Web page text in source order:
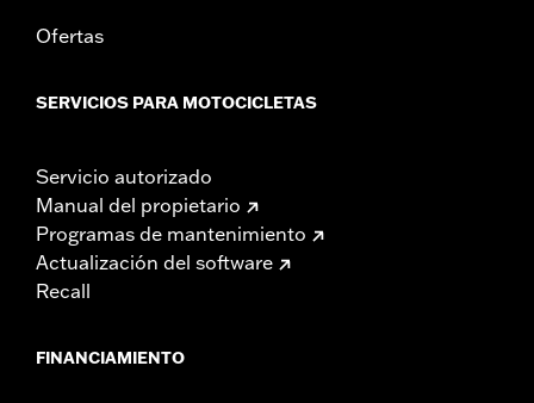
Ofertas
SERVICIOS PARA MOTOCICLETAS
Servicio autorizado
Manual del propietario
Programas de mantenimiento
Actualización del software
Recall
FINANCIAMIENTO